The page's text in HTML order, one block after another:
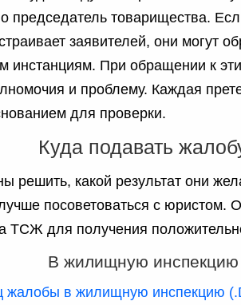
председатель товарищества.
заявителей, они могут
инстанциям. При обращении к
и проблему. Каждая
для проверки.
Куда подавать
решить, какой результат они
посоветоваться с юристом.
ТСЖ для получения
В жилищную инспекцию
жалобы в жилищную инспекцию